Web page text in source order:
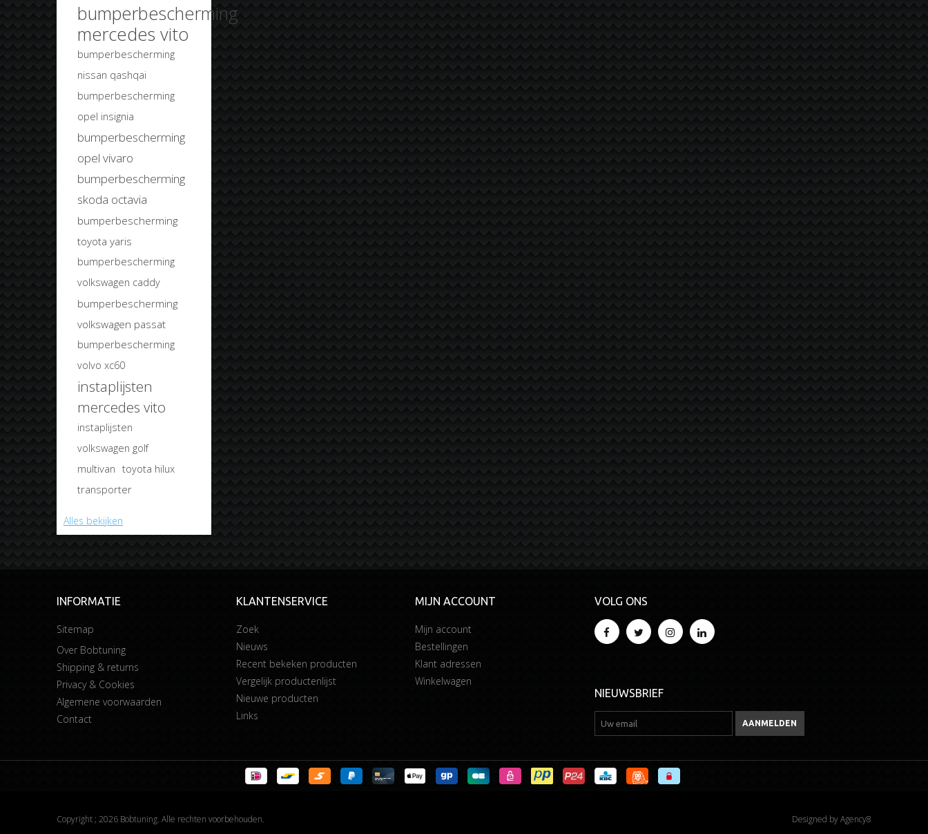
bumperbescherming
mercedes vito
bumperbescherming
nissan qashqai
bumperbescherming
opel insignia
bumperbescherming
opel vivaro
bumperbescherming
skoda octavia
bumperbescherming
toyota yaris
bumperbescherming
volkswagen caddy
bumperbescherming
volkswagen passat
bumperbescherming
volvo xc60
instaplijsten
mercedes vito
instaplijsten
volkswagen golf
multivan toyota hilux
transporter
Alles bekijken
INFORMATIE
Sitemap
Over Bobtuning
Shipping & returns
Privacy & Cookies
Algemene voorwaarden
Contact
KLANTENSERVICE
Zoek
Nieuws
Recent bekeken producten
Vergelijk productenlijst
Nieuwe producten
Links
MIJN ACCOUNT
Mijn account
Bestellingen
Klant adressen
Winkelwagen
VOLG ONS
NIEUWSBRIEF
Copyright ; 2026 Bobtuning. Alle rechten voorbehouden. Designed byAgency8